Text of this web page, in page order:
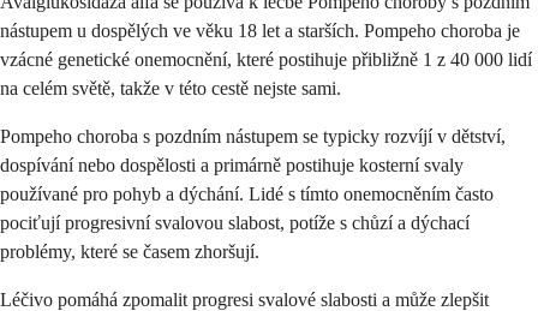
nástupem u dospělých ve věku 18 let a starších. Pompeho choroba je
vzácné genetické onemocnění, které postihuje přibližně 1 z 40 000 lidí
na celém světě, takže v této cestě nejste sami.
Pompeho choroba s pozdním nástupem se typicky rozvíjí v dětství,
dospívání nebo dospělosti a primárně postihuje kosterní svaly
používané pro pohyb a dýchání. Lidé s tímto onemocněním často
pociťují progresivní svalovou slabost, potíže s chůzí a dýchací
problémy, které se časem zhoršují.
Léčivo pomáhá zpomalit progresi svalové slabosti a může zlepšit